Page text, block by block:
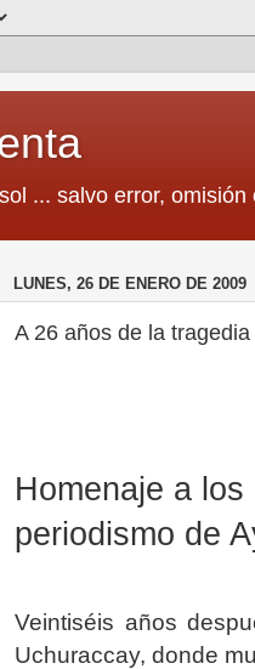
... salvo error, omisión
LUNES, 26 DE ENERO DE 2009
A 26 años de la
Homenaje a los
periodismo de
Veintiséis años
Uchuraccay, donde